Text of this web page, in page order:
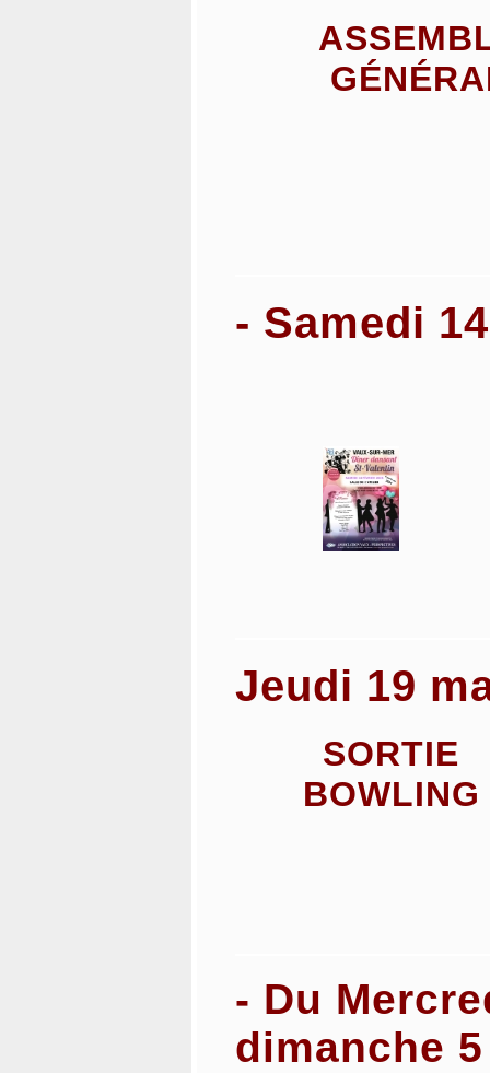
- Samedi
Jeudi 19
SORTIE
BOWLING
- Du
dimanche